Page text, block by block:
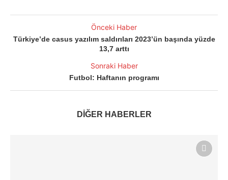
Önceki Haber
Türkiye’de casus yazılım saldırıları 2023’ün başında yüzde
13,7 arttı
Sonraki Haber
Futbol: Haftanın programı
DİĞER HABERLER